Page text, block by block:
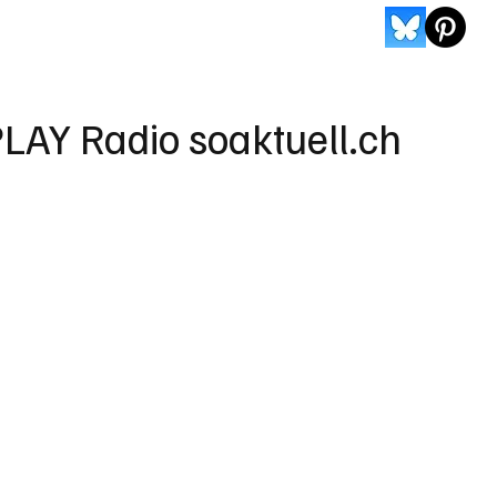
Radio soaktuell.ch